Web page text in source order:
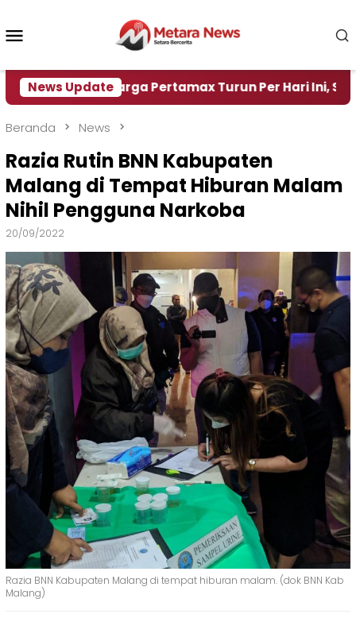
konten
News Update
Harga Pertamax Turun Per Hari Ini, Segini
Beranda News
Razia Rutin BNN Kabupaten
Malang di Tempat Hiburan Malam
Nihil Pengguna Narkoba
20/09/2022
Razia BNN Kabupaten Malang di tempat hiburan malam. (dok BNN Kab
Malang)